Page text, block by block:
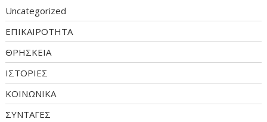
Uncategorized
ΕΠΙΚΑΙΡΟΤΗΤΑ
ΘΡΗΣΚΕΙΑ
ΙΣΤΟΡΙΕΣ
ΚΟΙΝΩΝΙΚΑ
ΣΥΝΤΑΓΕΣ